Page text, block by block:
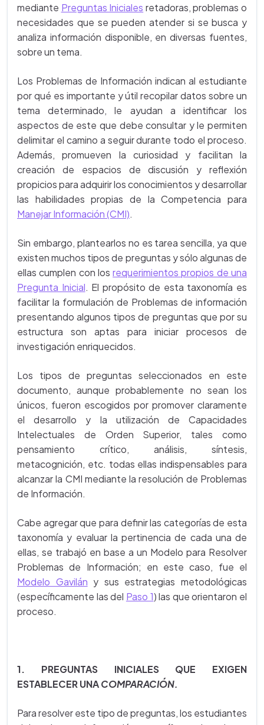
mediante Preguntas Iniciales retadoras, problemas o
necesidades que se pueden atender si se busca y
analiza información disponible, en diversas fuentes,
sobre un tema.
Los Problemas de Información indican al estudiante
por qué es importante y útil recopilar datos sobre un
tema determinado, le ayudan a identificar los
aspectos de este que debe consultar y le permiten
delimitar el camino a seguir durante todo el proceso.
Además, promueven la curiosidad y facilitan la
creación de espacios de discusión y reflexión
propicios para adquirir los conocimientos y desarrollar
las habilidades propias de la Competencia para
Manejar Información (CMI).
Sin embargo, plantearlos no es tarea sencilla, ya que
existen muchos tipos de preguntas y sólo algunas de
ellas cumplen con losrequerimientos propios de una
Pregunta Inicial. El propósito de esta taxonomía es
facilitar la formulación de Problemas de información
presentando algunos tipos de preguntas que por su
estructura son aptas para iniciar procesos de
investigación enriquecidos.
Los tipos de preguntas seleccionados en este
documento, aunque probablemente no sean los
únicos, fueron escogidos por promover claramente
el desarrollo y la utilización de Capacidades
Intelectuales de Orden Superior, tales como
pensamiento crítico, análisis, síntesis,
metacognición, etc. todas ellas indispensables para
alcanzar la CMI mediante la resolución de Problemas
de Información.
Cabe agregar que para definir las categorías de esta
taxonomía y evaluar la pertinencia de cada una de
ellas, se trabajó en base a un Modelo para Resolver
Problemas de Información; en este caso, fue el
Modelo Gavilán y sus estrategias metodológicas
(específicamente las del Paso 1) las que orientaron el
proceso.
1. PREGUNTAS INICIALES QUE EXIGEN
ESTABLECER UNACOMPARACIÓN.
Para resolver este tipo de preguntas, los estudiantes